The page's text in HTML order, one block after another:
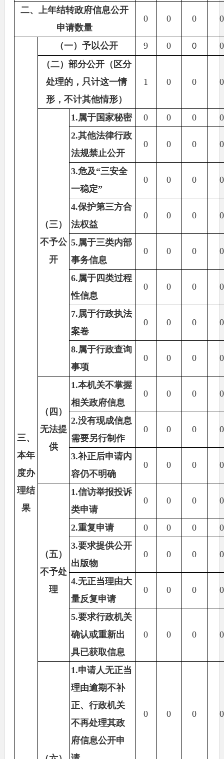
二、上年结转政府信息公开
申请数量
0 0 0 0
三、
本年
度办
理结
果
（一）予以公开 9 0 0
0
（二）部分公开（区分
处理的，只计这一情
形，不计其他情形）
1 0 0 0
（三）
不予公
开
1.属于国家秘密 0 0 0
0
2.其他法律行政
法规禁止公开
0 0 0 0
3.危及“三安全
一稳定”
0 0 0 0
4.保护第三方合
法权益
0 0 0 0
5.属于三类内部
事务信息
0 0 0 0
6.属于四类过程
性信息
0 0 0 0
7.属于行政执法
案卷
0 0 0 0
8.属于行政查询
事项
0 0 0 0
（四）
无法提
供
1.本机关不掌握
相关政府信息
0 0 0 0
2.没有现成信息
需要另行制作
0 0 0 0
3.补正后申请内
容仍不明确
0 0 0 0
（五）
不予处
理
1.信访举报投诉
类申请
0 0 0 0
2.重复申请 0 0 0
0
3.要求提供公开
出版物
0 0 0 0
4.无正当理由大
量反复申请
0 0 0 0
5.要求行政机关
确认或重新出
具已获取信息
0 0 0 0
1.申请人无正当
理由逾期不补
正、行政机关
不再处理其政
府信息公开申
0 0 0 0